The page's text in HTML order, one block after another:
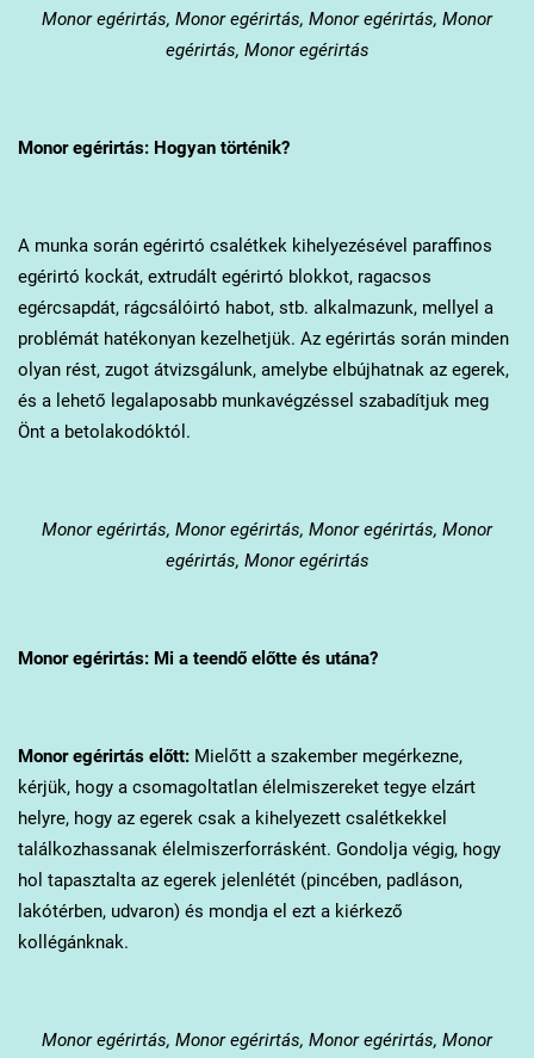
Monoregérirtás, Monor egérirtás, Monor egérirtás, Monor
egérirtás, Monor egérirtás
Monoregérirtás: Hogyan történik?
A munka során egérirtó csalétkek kihelyezésével paraffinos
egérirtó kockát, extrudált egérirtó blokkot, ragacsos
egércsapdát, rágcsálóirtó habot, stb. alkalmazunk, mellyel a
problémát hatékonyan kezelhetjük. Az egérirtás során minden
olyan rést, zugot átvizsgálunk, amelybe elbújhatnak az egerek,
és a lehető legalaposabb munkavégzéssel szabadítjuk meg
Önt a betolakodóktól.
Monoregérirtás, Monor egérirtás, Monor egérirtás, Monor
egérirtás, Monor egérirtás
Monoregérirtás: Mi a teendő előtte és utána?
Monoregérirtás előtt:Mielőtt a szakember megérkezne,
kérjük, hogy a csomagoltatlan élelmiszereket tegye elzárt
helyre, hogy az egerek csak a kihelyezett csalétkekkel
találkozhassanak élelmiszerforrásként. Gondolja végig, hogy
hol tapasztalta az egerek jelenlétét (pincében, padláson,
lakótérben, udvaron) és mondja el ezt a kiérkező
kollégánknak.
Monoregérirtás, Monor egérirtás, Monor egérirtás, Monor